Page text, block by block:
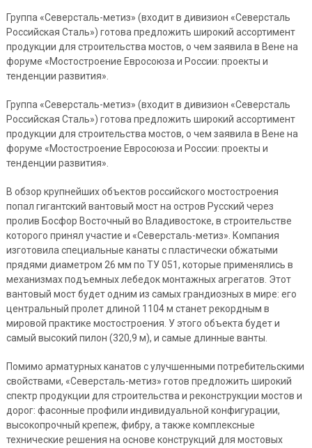
Группа «Северсталь-метиз» (входит в дивизион «Северсталь
Российская Сталь») готова предложить широкий ассортимент
продукции для строительства мостов, о чем заявила в Вене на
форуме «Мостостроение Евросоюза и России: проекты и
тенденции развития».
Группа «Северсталь-метиз» (входит в дивизион «Северсталь
Российская Сталь») готова предложить широкий ассортимент
продукции для строительства мостов, о чем заявила в Вене на
форуме «Мостостроение Евросоюза и России: проекты и
тенденции развития».
В обзор крупнейших объектов российского мостостроения
попал гигантский вантовый мост на остров Русский через
пролив Босфор Восточный во Владивостоке, в строительстве
которого принял участие и «Северсталь-метиз». Компания
изготовила специальные канаты с пластически обжатыми
прядями диаметром 26 мм по ТУ 051, которые применялись в
механизмах подъемных лебедок монтажных агрегатов. Этот
вантовый мост будет одним из самых грандиозных в мире: его
центральный пролет длиной 1104 м станет рекордным в
мировой практике мостостроения. У этого объекта будет и
самый высокий пилон (320,9 м), и самые длинные ванты.
Помимо арматурных канатов с улучшенными потребительскими
свойствами, «Северсталь-метиз» готов предложить широкий
спектр продукции для строительства и реконструкции мостов и
дорог: фасонные профили индивидуальной конфигурации,
высокопрочный крепеж, фибру, а также комплексные
технические решения на основе конструкций для мостовых